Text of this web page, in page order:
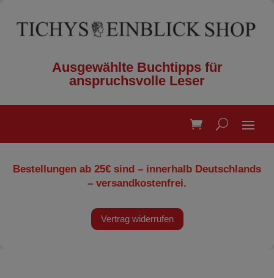
Ausgewählte Buchtipps für
anspruchsvolle Leser
Bestellungen ab 25€ sind – innerhalb Deutschlands
– versandkostenfrei.
Vertrag widerrufen